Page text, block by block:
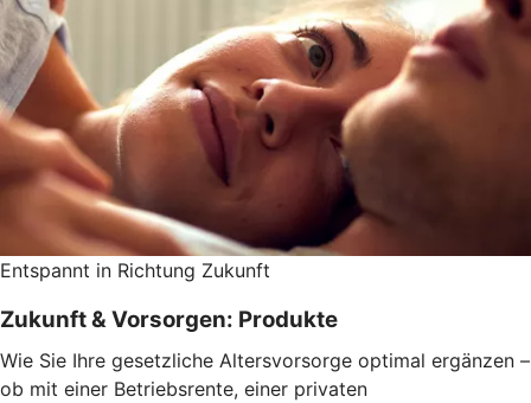
Entspannt in Richtung Zukunft
Zukunft & Vorsorgen: Produkte
Wie Sie Ihre gesetzliche Altersvorsorge optimal ergänzen –
ob mit einer Betriebsrente, einer privaten